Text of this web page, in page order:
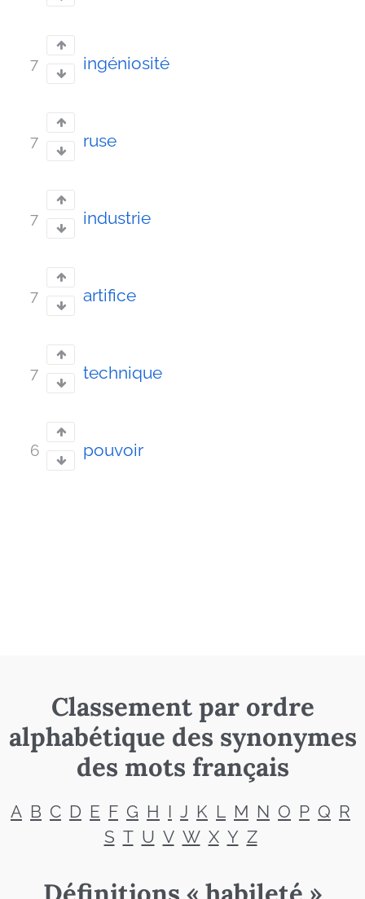
7 ingéniosité
7 ruse
7 industrie
7 artifice
7 technique
6 pouvoir
Classement par ordre
alphabétique des synonymes
des mots français
A B C D E F G H I J K L M N O P Q R
S T U V W X Y Z